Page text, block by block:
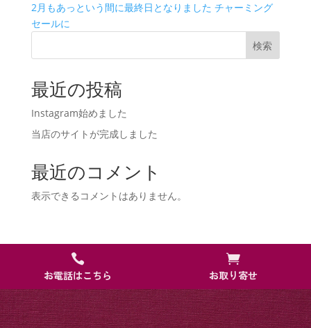
2月もあっという間に最終日となりました チャーミング
セールに
検索
最近の投稿
Instagram始めました
当店のサイトが完成しました
最近のコメント
表示できるコメントはありません。

お電話はこちら

お取り寄せ